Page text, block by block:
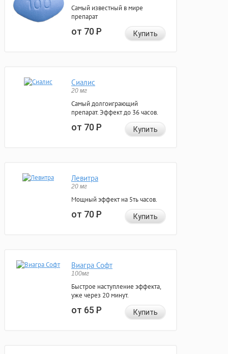
Самый известный в мире
препарат
от 70Р Купить
Сиалис
20 мг
Самый долгоиграющий
препарат. Эффект до 36 часов.
от 70Р Купить
Левитра
20 мг
Мощный эффект на 5ть часов.
от 70Р Купить
Виагра Софт
100мг
Быстрое наступление эффекта,
уже через 20 минут.
от 65Р Купить